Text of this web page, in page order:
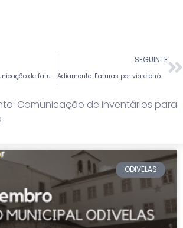
Adiamento: Comunicação de faturas – 13.12.2022
SEGUINTE
Adiamento: Faturas por via eletrónica para efeitos fiscais
Comunicação de inventários para
ODIVELAS